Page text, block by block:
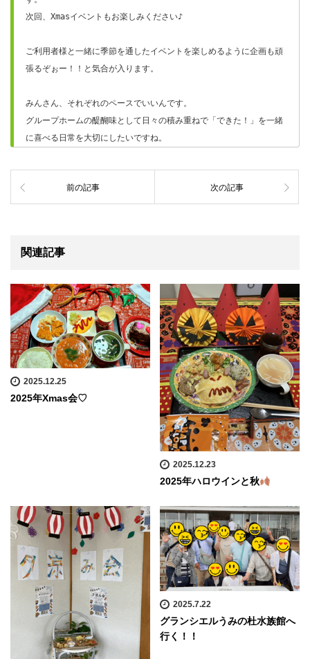
次回、Xmasイベントもお楽しみください♪
ご利用者様と一緒に季節を通したイベントを楽しめるように企画も頑
張るぞぉー！！と気合が入ります。
みんさん、それぞれのペースでいいんです。
グループホームの醍醐味として日々の積み重ねで「できた！」を一緒
に喜べる日常を大切にしたいですね。
前の記事 次の記事
関連記事
2025.12.25
2025年Xmas会♡
2025.12.23
2025年ハロウインと秋
2025.7.22
グランシエルうみの杜水族館へ
行く！！